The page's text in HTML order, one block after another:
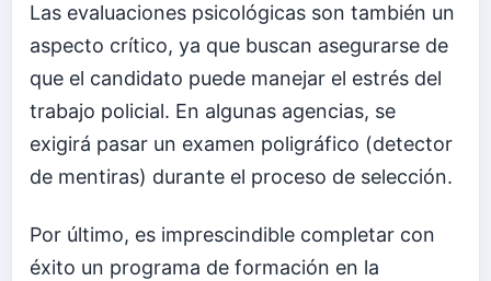
Las evaluaciones psicológicas son también un
aspecto crítico, ya que buscan asegurarse de
que el candidato puede manejar el estrés del
trabajo policial. En algunas agencias, se
exigirá pasar un examen poligráfico (detector
de mentiras) durante el proceso de selección.
Por último, es imprescindible completar con
éxito un programa de formación en la